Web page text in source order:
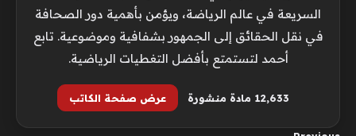
السريعة في عالم الرياضة، ويؤمن بأهمية دور الصحافة
في نقل الحقائق إلى الجمهور بشفافية وموضوعية. تابع
أحمد لتستمتع بأفضل التغطيات الرياضية.
12٬633 مادة منشورة عرض صفحة الكاتب